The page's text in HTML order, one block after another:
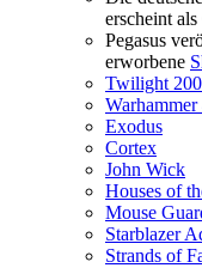
erscheint
Pegasus
erworbene
Twilight
Exodus
Cortex
John Wick
Houses of
Mouse
Starblazer
Strands of